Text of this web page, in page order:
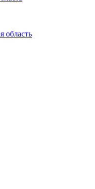
область